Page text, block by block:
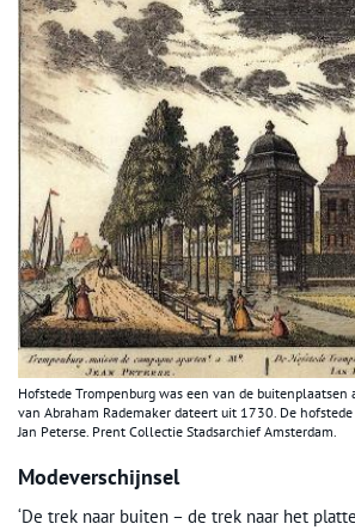
Hofstede Trompenburg was een van de buitenplaatsen
van Abraham Rademaker dateert uit 1730. De
Jan Peterse. Prent Collectie Stadsarchief Amsterdam.
Modeverschijnsel
‘De trek naar buiten – de trek naar het